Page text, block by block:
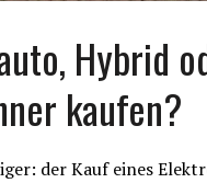
Hybrid
kaufen?
der Kauf eines